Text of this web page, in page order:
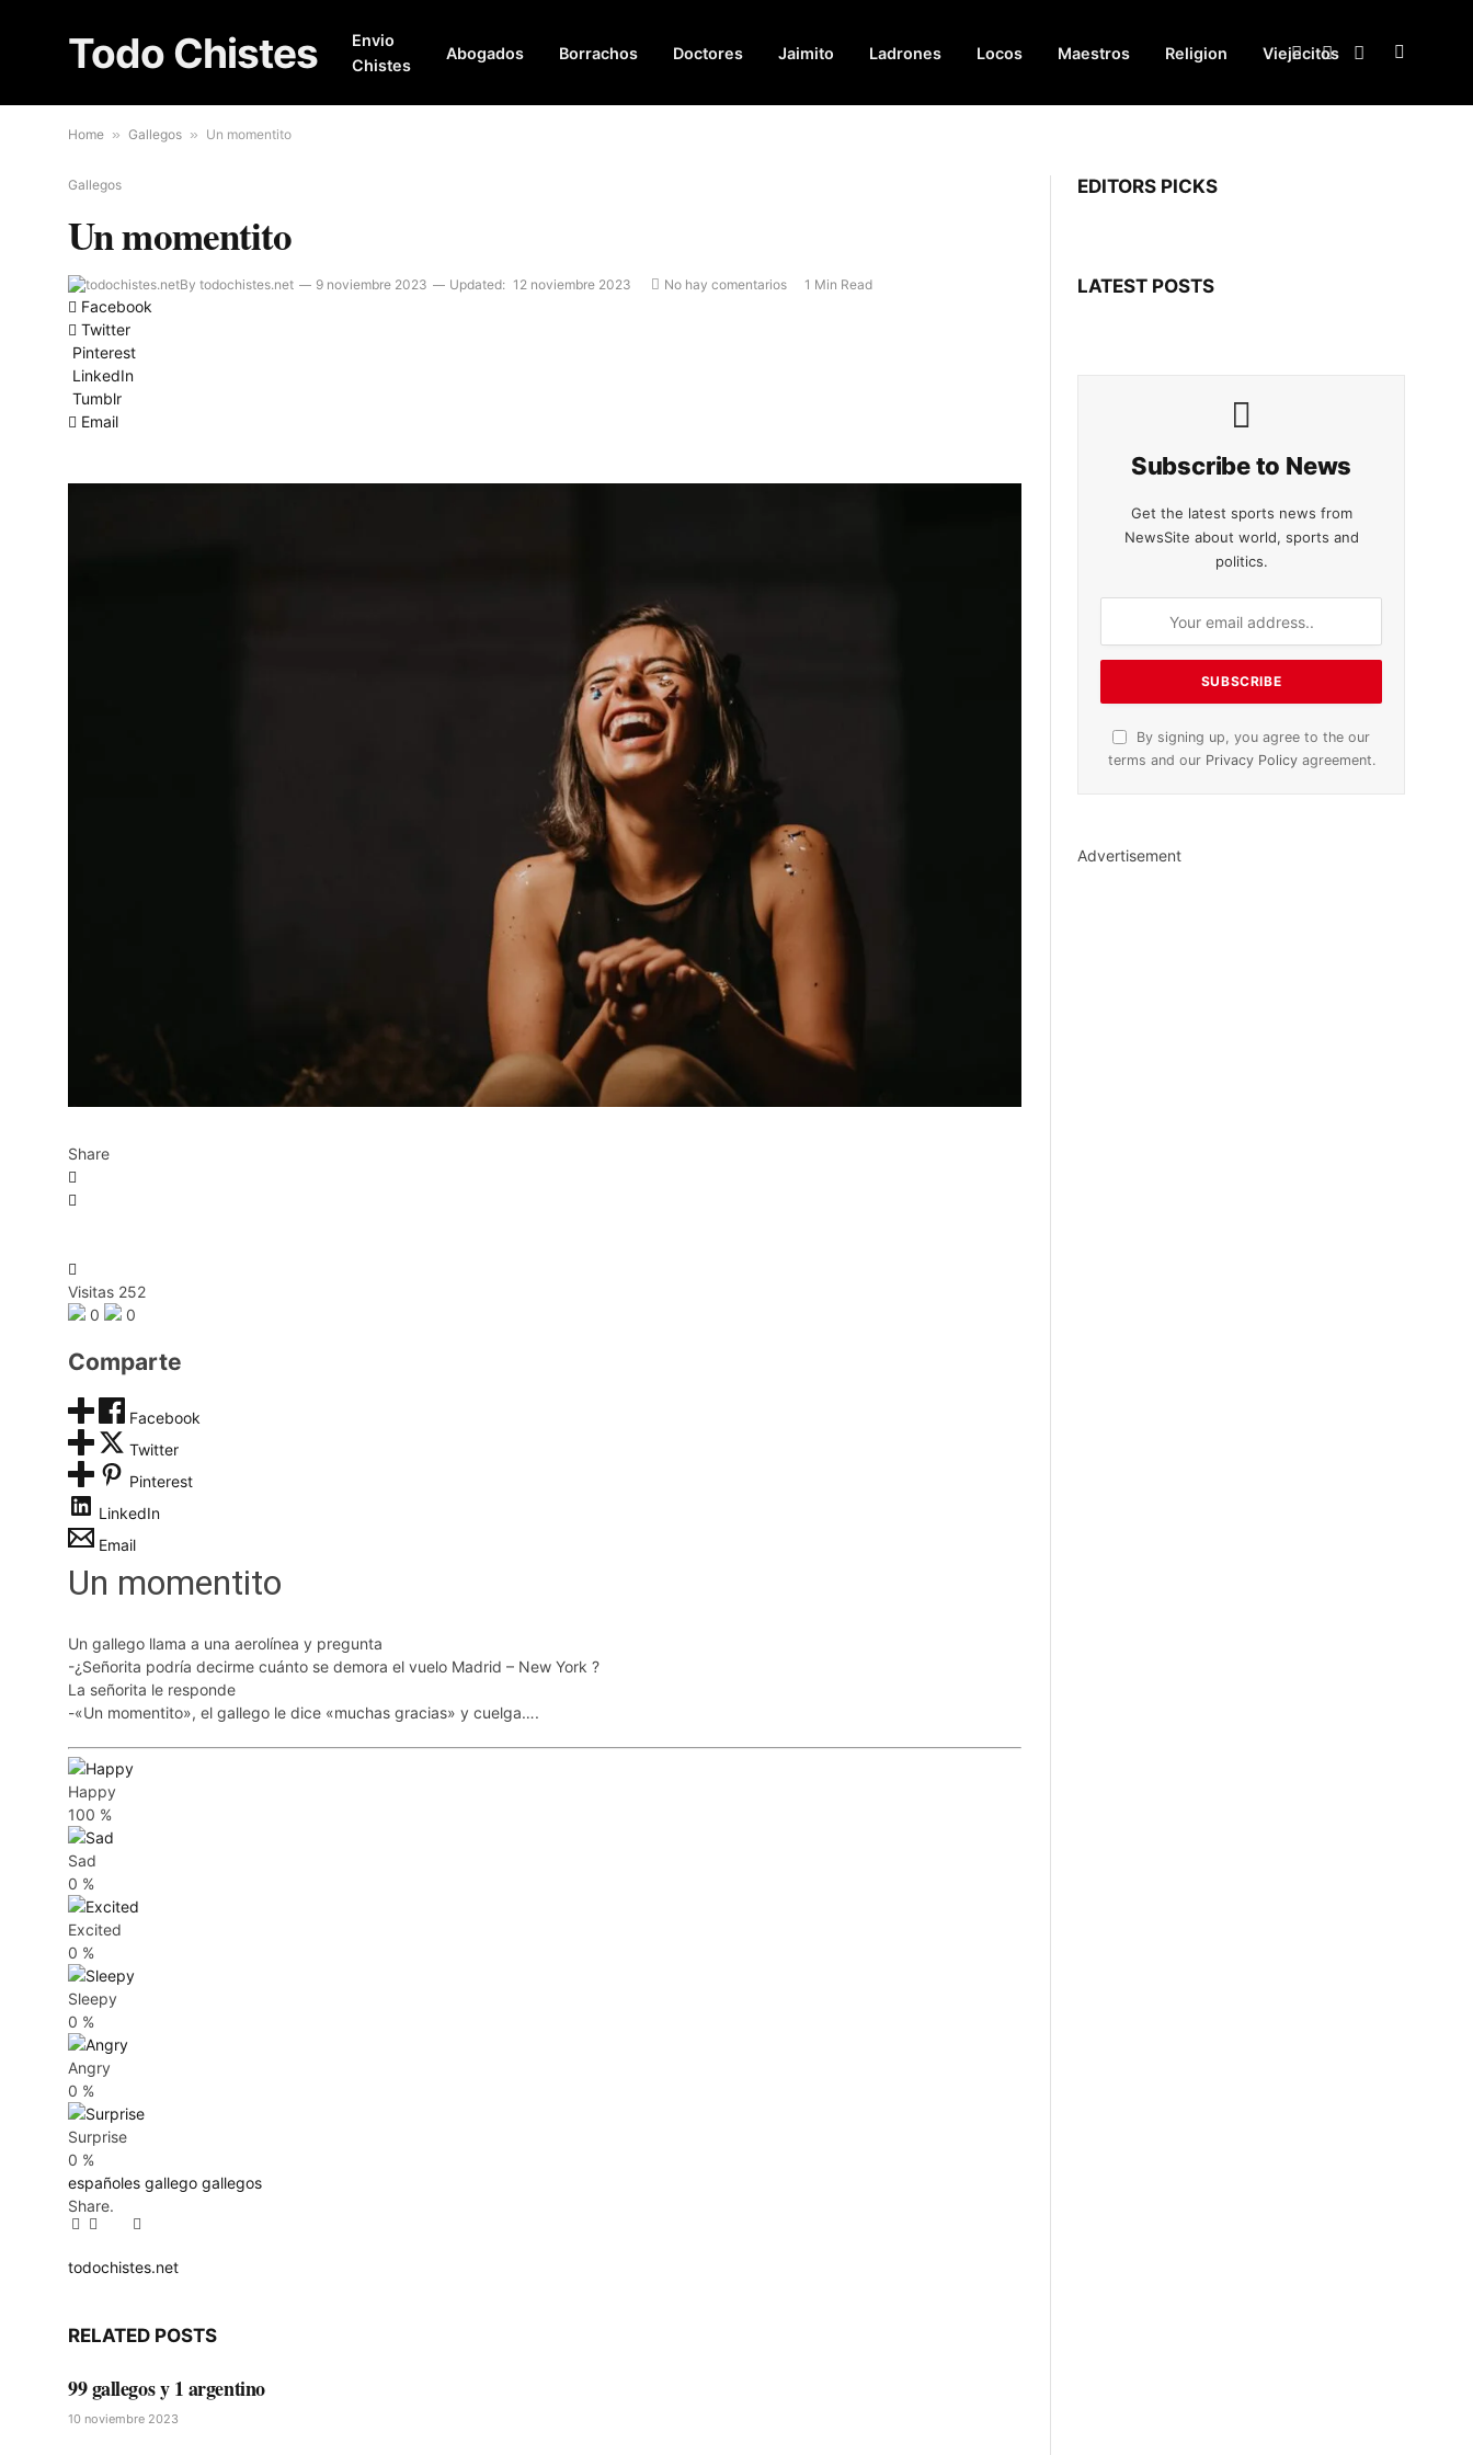
Todo Chistes
Envio
Chistes
Abogados Borrachos Doctores Jaimito Ladrones Locos Maestros Religion Viejecitos
Facebook
X
Instagram
Home » Gallegos » Un momentito
Gallegos
Un momentito
By todochistes.net 9 noviembre 2023 Updated: 12 noviembre 2023 No hay comentarios 1 Min Read
Facebook
Twitter
Pinterest
LinkedIn
Tumblr
Email
Share
Visitas 252
0
0
Comparte
Facebook
Twitter
Pinterest
LinkedIn
Email
Un momentito
Un gallego llama a una aerolínea y pregunta
-¿Señorita podría decirme cuánto se demora el vuelo Madrid – New York ?
La señorita le responde
-«Un momentito», el gallego le dice «muchas gracias» y cuelga….
Happy
100 %
Sad
0 %
Excited
0 %
Sleepy
0 %
Angry
0 %
Surprise
0 %
españoles gallego gallegos
Share.
Facebook
Twitter
Pinterest
LinkedIn
Tumblr
Email
todochistes.net
RELATED POSTS
99 gallegos y 1 argentino
10 noviembre 2023
EDITORS PICKS
LATEST POSTS
Subscribe to News
Get the latest sports news from
NewsSite about world, sports and
politics.
By signing up, you agree to the our
terms and our Privacy Policyagreement.
Advertisement